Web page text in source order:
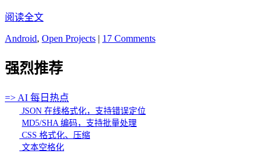
阅读全文
Android, Open Projects | 17 Comments
强烈推荐
=> AI 每日热点
JSON 在线格式化，支持错误定位
MD5/SHA 编码，支持批量处理
CSS 格式化、压缩
文本空格化